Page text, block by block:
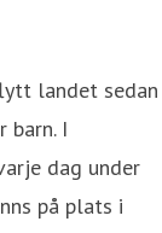
landet sedan
barn. I
dag under
på plats i